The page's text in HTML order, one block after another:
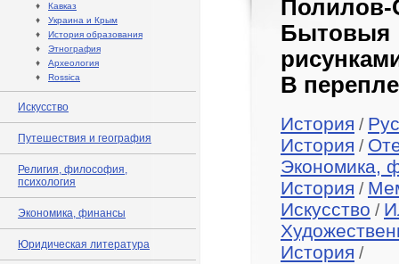
♦ Кавказ
♦ Украина и Крым
♦ История образования
♦ Этнография
♦ Археология
♦ Rossica
Искусство
Путешествия и география
Религия, философия,
психология
Экономика, финансы
Юридическая литература
Бытовыя
В
История /
История /
Экономика,
История /
Искусство /
История /